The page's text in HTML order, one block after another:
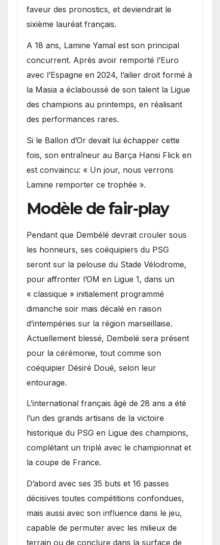
faveur des pronostics, et deviendrait le
sixième lauréat français.
A 18 ans, Lamine Yamal est son principal
concurrent. Après avoir remporté l’Euro
avec l’Espagne en 2024, l’ailier droit formé à
la Masia a éclaboussé de son talent la Ligue
des champions au printemps, en réalisant
des performances rares.
Si le Ballon d’Or devait lui échapper cette
fois, son entraîneur au Barça Hansi Flick en
est convaincu: « Un jour, nous verrons
Lamine remporter ce trophée ».
Modèle de fair-play
Pendant que Dembélé devrait crouler sous
les honneurs, ses coéquipiers du PSG
seront sur la pelouse du Stade Vélodrome,
pour affronter l’OM en Ligue 1, dans un
« classique » initialement programmé
dimanche soir mais décalé en raison
d’intempéries sur la région marseillaise.
Actuellement blessé, Dembelé sera présent
pour la cérémonie, tout comme son
coéquipier Désiré Doué, selon leur
entourage.
L’international français âgé de 28 ans a été
l’un des grands artisans de la victoire
historique du PSG en Ligue des champions,
complétant un triplé avec le championnat et
la coupe de France.
D’abord avec ses 35 buts et 16 passes
décisives toutes compétitions confondues,
mais aussi avec son influence dans le jeu,
capable de permuter avec les milieux de
terrain ou de conclure dans la surface de